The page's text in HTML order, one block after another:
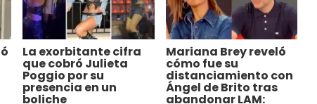
La exorbitante cifra
que cobró Julieta
Poggio por su
presencia en un
boliche
Mariana Brey reveló
cómo fue su
distanciamiento con
Ángel de Brito tras
abandonar LAM: